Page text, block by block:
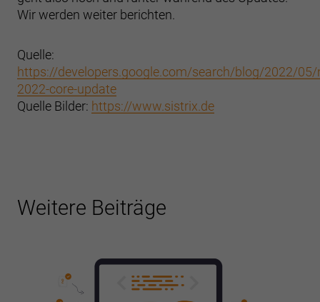
Wir werden weiter berichten.
Quelle:
https://developers.google.com/search/blog/2022/05/
2022-core-update
Quelle Bilder: https://www.sistrix.de
Weitere Beiträge